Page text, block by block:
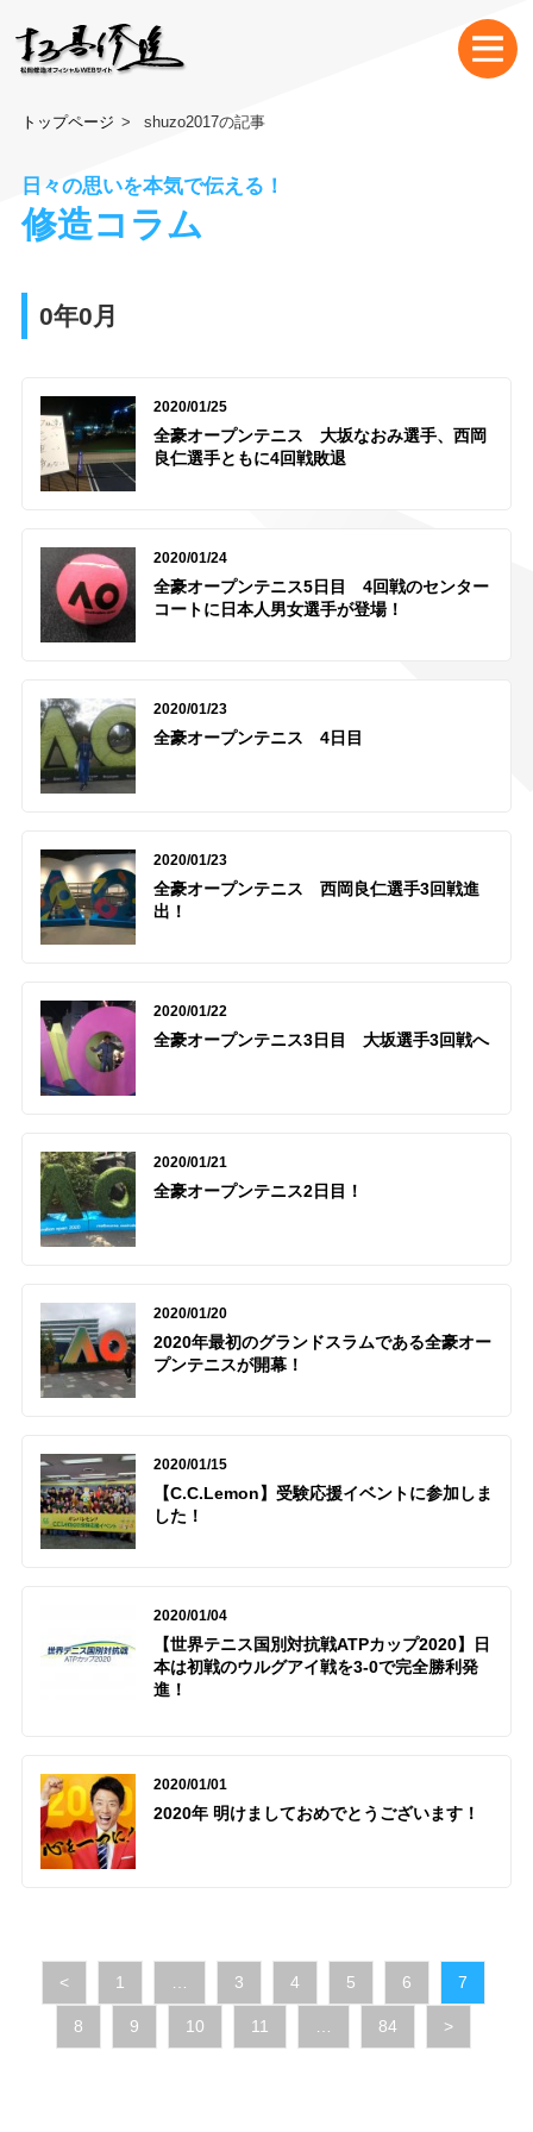
トップページ shuzo2017の記事
日々の思いを本気で伝える！
修造コラム
0年0月
2020/01/25
全豪オープンテニス 大坂なおみ選手、西岡
良仁選手ともに4回戦敗退
2020/01/24
全豪オープンテニス5日目 4回戦のセンター
コートに日本人男女選手が登場！
2020/01/23
全豪オープンテニス 4日目
2020/01/23
全豪オープンテニス 西岡良仁選手3回戦進
出！
2020/01/22
全豪オープンテニス3日目 大坂選手3回戦へ
2020/01/21
全豪オープンテニス2日目！
2020/01/20
2020年最初のグランドスラムである全豪オー
プンテニスが開幕！
2020/01/15
【C.C.Lemon】受験応援イベントに参加しま
した！
2020/01/04
【世界テニス国別対抗戦ATPカップ2020】日
本は初戦のウルグアイ戦を3-0で完全勝利発
進！
2020/01/01
2020年 明けましておめでとうございます！
< 1 … 3 4 5 6 7
8 9 10 11 … 84 >